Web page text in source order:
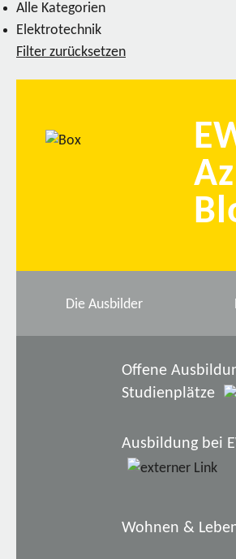
Alle Kategorien
Elektrotechnik
Filter zurücksetzen
Die Ausbilder
Offene
Studienplätze
Ausbildung bei
Wohnen &